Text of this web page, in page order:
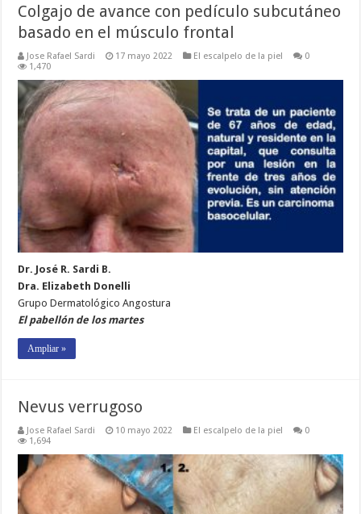
Colgajo de avance con pedículo subcutáneo
basado en el músculo frontal
Jose Rafael Sardi 17 mayo 2022 El escalpelo de la piel
0
1,470
Dr. José R. Sardi B.
Dra. Elizabeth Donelli
Grupo Dermatológico Angostura
El pabellón de los martes
Ampliar »
Nevus verrugoso
Jose Rafael Sardi 10 mayo 2022 El escalpelo de la piel
0
1,694